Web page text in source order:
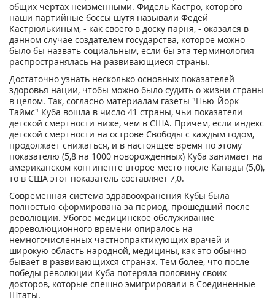
общих чертах неизменными. Фидель Кастро, которого
наши партийные боссы шутя называли Федей
Кастрюлькиным, - как своего в доску парня, - оказался в
данном случае создателем государства, которое можно
было бы назвать социальным, если бы эта терминология
распространялась на развивающиеся страны.
Достаточно узнать несколько основных показателей
здоровья нации, чтобы можно было судить о жизни страны
в целом. Так, согласно материалам газеты "Нью-Йорк
Таймс" Куба вошла в число 41 страны, чьи показатели
детской смертности ниже, чем в США. Причем, если индекс
детской смертности на острове Свободы с каждым годом,
продолжает снижаться, и в настоящее время по этому
показателю (5,8 на 1000 новорожденных) Куба занимает на
американском континенте второе место после Канады (5,0),
то в США этот показатель составляет 7,0.
Современная система здравоохранения Кубы была
полностью сформирована за период, прошедший после
революции. Убогое медицинское обслуживание
дореволюционного времени опиралось на
немногочисленных частнопрактикующих врачей и
широкую область народной, медицины, как это обычно
бывает в развивающихся странах. Тем более, что после
победы революции Куба потеряла половину своих
докторов, которые спешно эмигрировали в Соединенные
Штаты.